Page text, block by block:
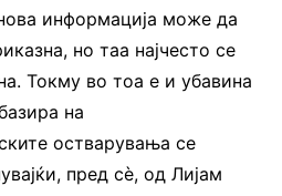
информација може да
но таа најчесто се
Токму во тоа е и убавина
на
остварувања се
пред сè, од Лијам